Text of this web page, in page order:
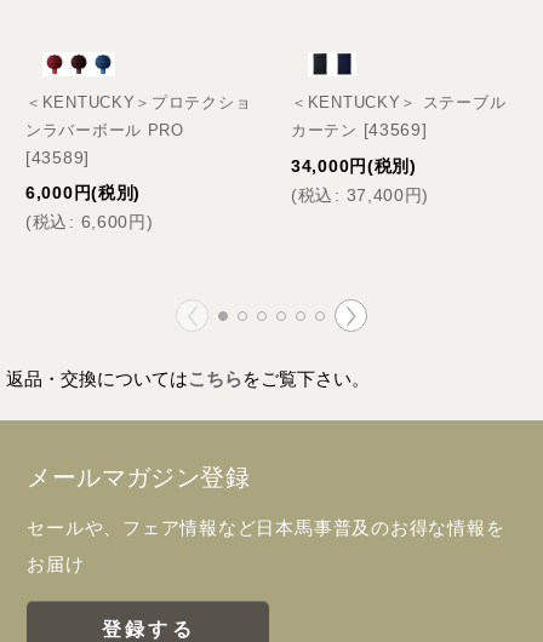
＜KENTUCKY＞プロテクショ
ンラバーボール PRO
[43589]
6,000 円(税別)
(税込 : 6,600円)
＜KENTUCKY＞ ステーブル
カーテン [43569]
34,000円(税別)
(税込 : 37,400円)
返品・交換についてはこちらをご覧下さい。
メールマガジン登録
セールや、フェア情報など日本馬事普及のお得な情報を
お届け
登録する